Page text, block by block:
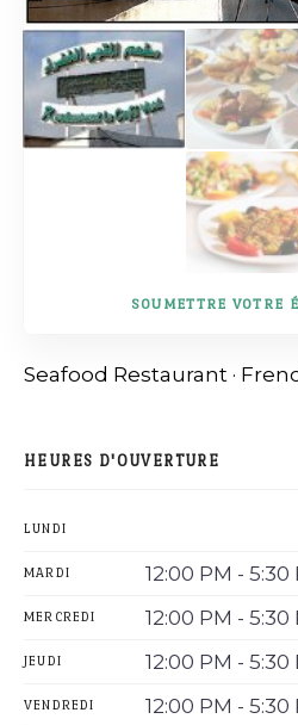
SOUMETTRE VOTRE
Seafood Restaurant ·
HEURES D'OUVERTURE
LUNDI
MARDI 12:00 PM - 5:30
MERCREDI 12:00 PM - 5:30
JEUDI 12:00 PM - 5:30
VENDREDI 12:00 PM - 5:30